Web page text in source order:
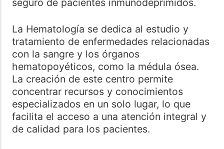
seguro de pacientes inmunodeprimidos.
La Hematología se dedica al estudio y
tratamiento de enfermedades relacionadas
con la sangre y los órganos
hematopoyéticos, como la médula ósea.
La creación de este centro permite
concentrar recursos y conocimientos
especializados en un solo lugar, lo que
facilita el acceso a una atención integral y
de calidad para los pacientes.